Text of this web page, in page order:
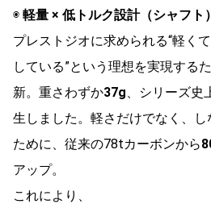
◉ 軽量 × 低トルク設計（シャフト）
プレストジオに求められる“軽く
している”という理想を実現する
新。重さわずか37g、シリーズ史
生しました。軽さだけでなく、
ために、従来の78tカーボンから
アップ。
これにより、